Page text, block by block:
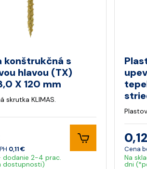
konštrukčná s
hlavou (TX)
X 120 mm
skrutka KLIMAS.
0,11 €
dodanie 2-4 prac.
dostupnosti)
Cena
Na
dni